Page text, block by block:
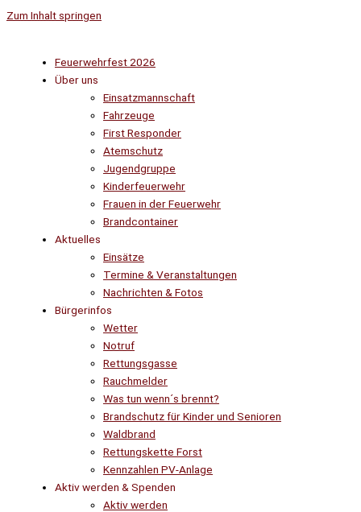
Zum Inhalt springen
Feuerwehrfest 2026
Über uns
Einsatzmannschaft
Fahrzeuge
First Responder
Atemschutz
Jugendgruppe
Kinderfeuerwehr
Frauen in der Feuerwehr
Brandcontainer
Aktuelles
Einsätze
Termine & Veranstaltungen
Nachrichten & Fotos
Bürgerinfos
Wetter
Notruf
Rettungsgasse
Rauchmelder
Was tun wenn´s brennt?
Brandschutz für Kinder und Senioren
Waldbrand
Rettungskette Forst
Kennzahlen PV-Anlage
Aktiv werden & Spenden
Aktiv werden